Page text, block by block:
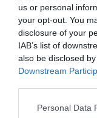
us or personal
your opt-out. You
disclosure of your
IAB’s list of
also be disclosed
Downstream
Please note that
Personal Data